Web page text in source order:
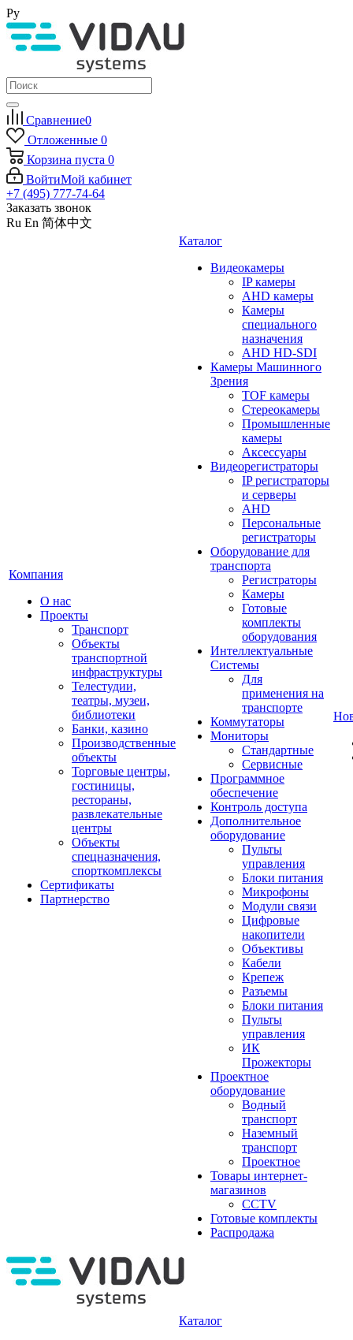
Ру
Сравнение0
Отложенные 0
Корзина пуста 0
ВойтиМой кабинет
+7 (495) 777-74-64
Заказать звонок
Ru En 简体中文
Компания
О нас
Проекты
Транспорт
Объекты
транспортной
инфраструктуры
Телестудии,
театры, музеи,
библиотеки
Банки, казино
Производственные
объекты
Торговые центры,
гостиницы,
рестораны,
развлекательные
центры
Объекты
спецназначения,
спорткомплексы
Сертификаты
Партнерство
Каталог
Видеокамеры
IP камеры
AHD камеры
Камеры
специального
назначения
AHD HD-SDI
Камеры Машинного
Зрения
TOF камеры
Стереокамеры
Промышленные
камеры
Аксессуары
Видеорегистраторы
IP регистраторы
и серверы
AHD
Персональные
регистраторы
Оборудование для
транспорта
Регистраторы
Камеры
Готовые
комплекты
оборудования
Интеллектуальные
Системы
Для
применения на
транспорте
Коммутаторы
Мониторы
Стандартные
Сервисные
Программное
обеспечение
Контроль доступа
Дополнительное
оборудование
Пульты
управления
Блоки питания
Микрофоны
Модули связи
Цифровые
накопители
Объективы
Кабели
Крепеж
Разъемы
Блоки питания
Пульты
управления
ИК
Прожекторы
Проектное
оборудование
Водный
транспорт
Наземный
транспорт
Проектное
Товары интернет-
магазинов
CCTV
Готовые комплекты
Распродажа
Каталог